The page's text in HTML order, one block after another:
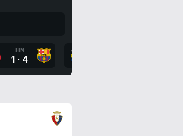
FIN
1 · 4